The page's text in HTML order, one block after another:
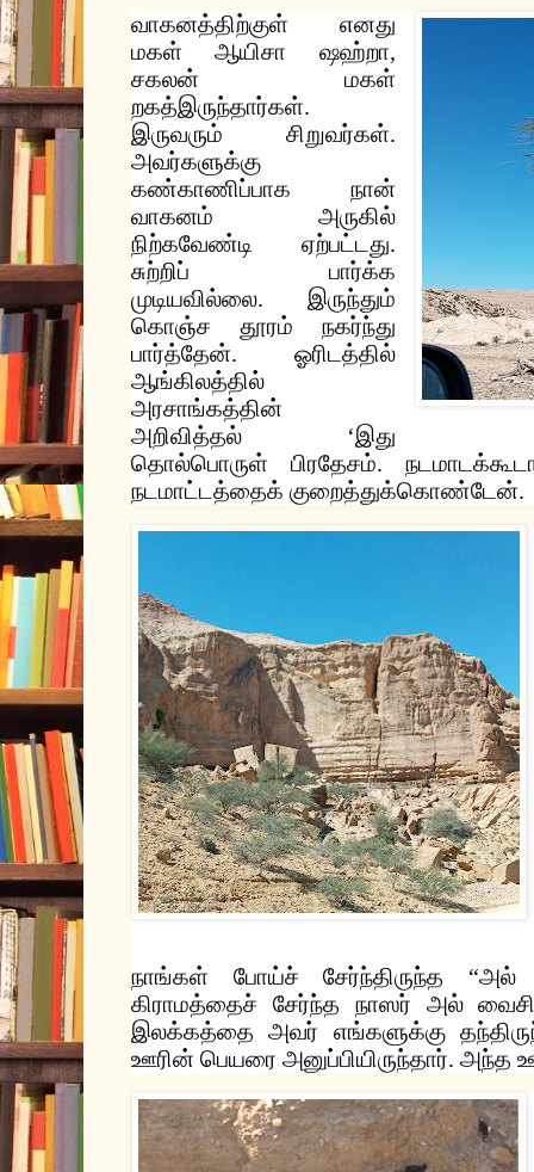
வாகனத்திற்குள்
எனது
மகள்
ஆயிசா ஷஹ்றா,
சகலன்
மகள்
றகத்இருந்தார்கள்.
இருவரும்
சிறுவர்கள்.
அவர்களுக்கு
கண்காணிப்பாக
நான்
வாகனம்
அருகில்
நிற்கவேண்டி
ஏற்பட்டது.
சுற்றிப்
பார்க்க
முடியவில்லை. இருந்தும்
கொஞ்ச
தூரம்
நகர்ந்து
பார்த்தேன். ஓரிடத்தில்
ஆங்கிலத்தில்
அரசாங்கத்தின்
அறிவித்தல்
‘இது
தொல்பொருள்
பிரதேசம்.
நடமாட்டத்தைக் குறைத்துக்கொண்டேன்.
நாங்கள் போய்ச் சேர்ந்திருந்த “அல்
கிராமத்தைச் சேர்ந்த நாஸர் அல்
இலக்கத்தை
அவர் எங்களுக்கு
ஊரின் பெயரை அனுப்பியிருந்தார். அந்த